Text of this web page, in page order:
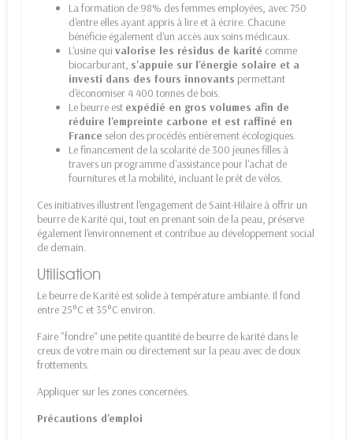
La formation de 98% des femmes employées, avec 750
d'entre elles ayant appris à lire et à écrire. Chacune
bénéficie également d'un accès aux soins médicaux.
L'usine qui valorise les résidus de karité comme
biocarburant, s'appuie sur l'énergie solaire et a
investi dans des fours innovants permettant
d'économiser 4 400 tonnes de bois.
Le beurre est expédié en gros volumes afin de
réduire l'empreinte carbone et est raffiné en
France selon des procédés entièrement écologiques.
Le financement de la scolarité de 300 jeunes filles à
travers un programme d'assistance pour l'achat de
fournitures et la mobilité, incluant le prêt de vélos.
Ces initiatives illustrent l'engagement de Saint-Hilaire à offrir un
beurre de Karité qui, tout en prenant soin de la peau, préserve
également l'environnement et contribue au développement social
de demain.
Utilisation
Le beurre de Karité est solide à température ambiante. Il fond
entre 25°C et 35°C environ.
Faire "fondre" une petite quantité de beurre de karité dans le
creux de votre main ou directement sur la peau avec de doux
frottements.
Appliquer sur les zones concernées.
Précautions d'emploi